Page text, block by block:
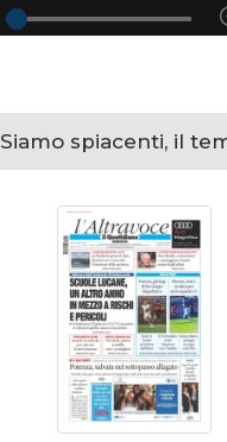
Siamo spiacenti, il